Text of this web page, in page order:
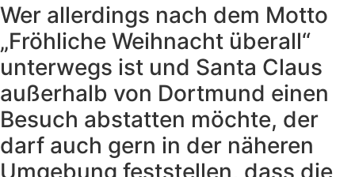
Wer allerdings nach dem Motto
„Fröhliche Weihnacht überall“
unterwegs ist und Santa Claus
außerhalb von Dortmund einen
Besuch abstatten möchte, der
darf auch gern in der näheren
Umgebung feststellen, dass die